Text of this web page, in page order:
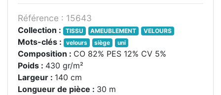
Référence : 15643
Collection : TISSU AMEUBLEMENT VELOURS
Mots-clés : velours siège uni
Composition : CO 82% PES 12% CV 5%
Poids : 430 gr/m²
Largeur : 140 cm
Longueur de pièce : 30 m